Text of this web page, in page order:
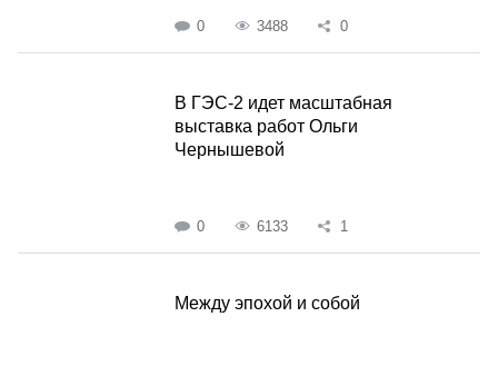
0 3488 0
В ГЭС-2 идет масштабная
выставка работ Ольги
Чернышевой
0 6133 1
Между эпохой и собой